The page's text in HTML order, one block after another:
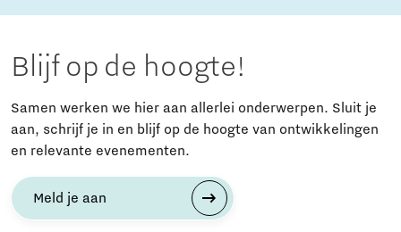
Blijf op de hoogte!
Samen werken we hier aan allerlei onderwerpen. Sluit je
aan, schrijf je in en blijf op de hoogte van ontwikkelingen
en relevante evenementen.
Meld je aan